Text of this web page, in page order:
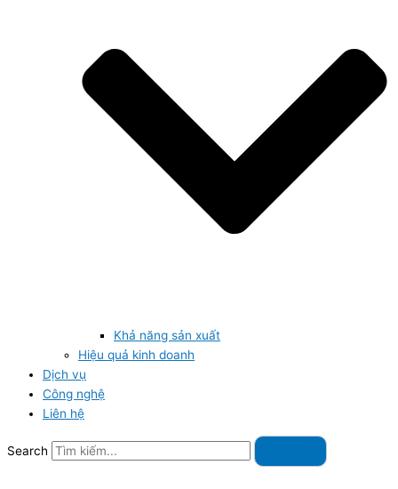
Khả năng sản xuất
Hiệu quả kinh doanh
Dịch vụ
Công nghệ
Liên hệ
Search